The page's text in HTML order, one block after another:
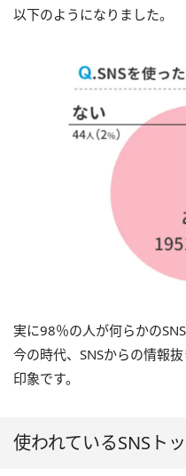
以下のようになりました。
実に98％の人が何らかの
今の時代、SNSからの情報
印象です。
使われているSNSト